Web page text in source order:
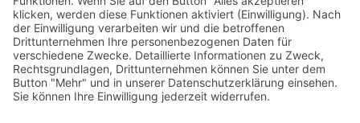
+49 (0) 341 - 242 52 85
info(at)aiu-bestatterkommunikation.de
www.aiu-bestatterkommunikation.de